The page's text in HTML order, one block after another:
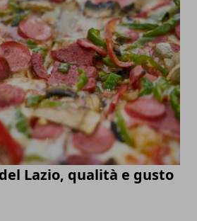
Lazio, qualità e gusto